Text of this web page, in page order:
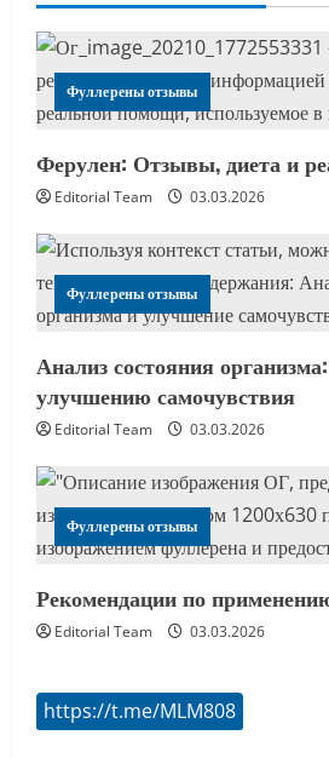
Фуллерены отзывы
Ферулен: Отзывы, диета и
Editorial Team 03.03.2026
Фуллерены отзывы
Анализ состояния
улучшению самочувствия
Editorial Team 03.03.2026
Фуллерены отзывы
Рекомендации по
Editorial Team 03.03.2026
https://t.me/MLM808